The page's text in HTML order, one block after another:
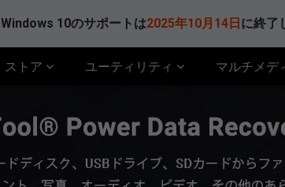
Windows 10のサポートは2025年10月14日 に終了
ストア ユーティリティ マルチメデ